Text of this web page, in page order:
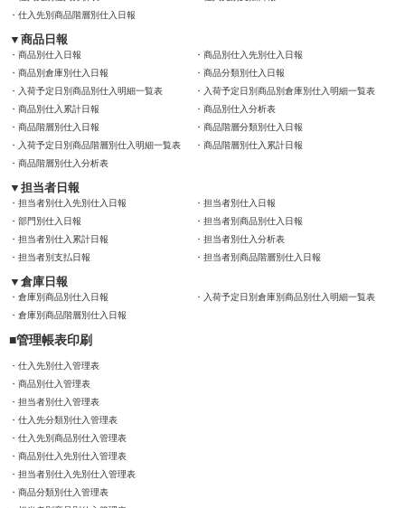
仕入先別商品階層別仕入日報
商品日報
商品別仕入日報
商品別仕入先別仕入日報
商品別倉庫別仕入日報
商品分類別仕入日報
入荷予定日別商品別仕入明細一覧表
入荷予定日別商品別倉庫別仕入明細一覧表
商品別仕入累計日報
商品別仕入分析表
商品階層別仕入日報
商品階層分類別仕入日報
入荷予定日別商品階層別仕入明細一覧表
商品階層別仕入累計日報
商品階層別仕入分析表
担当者日報
担当者別仕入先別仕入日報
担当者別仕入日報
部門別仕入日報
担当者別商品別仕入日報
担当者別仕入累計日報
担当者別仕入分析表
担当者別支払日報
担当者別商品階層別仕入日報
倉庫日報
倉庫別商品別仕入日報
入荷予定日別倉庫別商品別仕入明細一覧表
倉庫別商品階層別仕入日報
管理帳表印刷
仕入先別仕入管理表
商品別仕入管理表
担当者別仕入管理表
仕入先分類別仕入管理表
仕入先別商品別仕入管理表
商品別仕入先別仕入管理表
担当者別仕入先別仕入管理表
商品分類別仕入管理表